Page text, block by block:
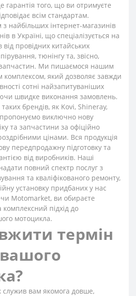
гарантія того, що ви отримуєте
всім стандартам.
найбільших інтернет-магазинів
в Україні, що спеціалізується на
провідних китайських
тюнінгу та, звісно,
Ми пишаємося нашим
комплексом, який дозволяє завжди
сотні найзапитуваніших
швидке виконання замовлень.
брендів, як Kovi, Shineray,
виключно нову
та запчастини за офіційно
цінами. Вся продукція
передпродажну підготовку та
від виробників. Наші
повний спектр послуг з
та кваліфікованого ремонту,
установку придбаних у нас
Motomarket, ви обираєте
комплексний підхід до
мотоцикла.
термін
вам якомога довше,